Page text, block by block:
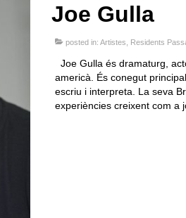
Joe Gulla
posted in: Artistes Residents
Joe Gulla és dramaturg,
americà. És conegut
escriu i interpreta. La seva
experiències creixent com a